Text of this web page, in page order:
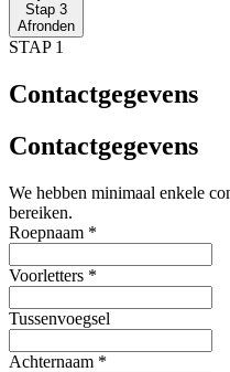
Stap 3
Afronden
STAP 1
Contactgegevens
Contactgegevens
We hebben minimaal enkele
bereiken.
Roepnaam *
Voorletters *
Tussenvoegsel
Achternaam *